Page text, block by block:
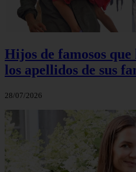
Hijos de famosos
los apellidos de sus
28/07/2026